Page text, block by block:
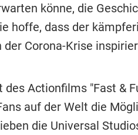
könne, die
hoffe, dass der
Corona-Krise
Actionfilms "Fast &
auf der Welt die
die Universal